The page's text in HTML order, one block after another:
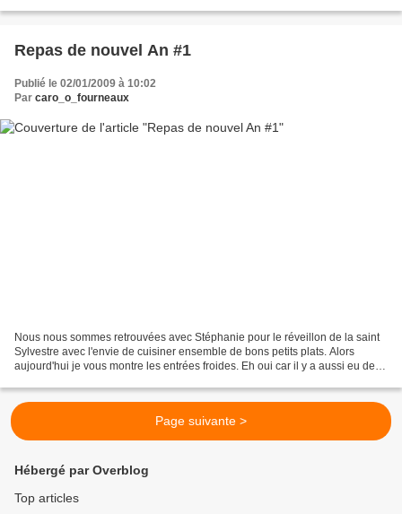
Repas de nouvel An #1
Publié le 02/01/2009 à 10:02
Par caro_o_fourneaux
Nous nous sommes retrouvées avec Stéphanie pour le réveillon de la saint
Sylvestre avec l'envie de cuisiner ensemble de bons petits plats. Alors
aujourd'hui je vous montre les entrées froides. Eh oui car il y a aussi eu des
Page suivante >
Hébergé par Overblog
Top articles